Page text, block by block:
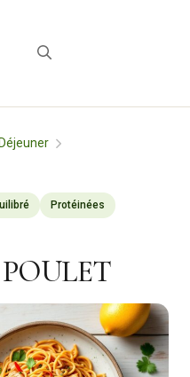
Déjeuner
Protéinées